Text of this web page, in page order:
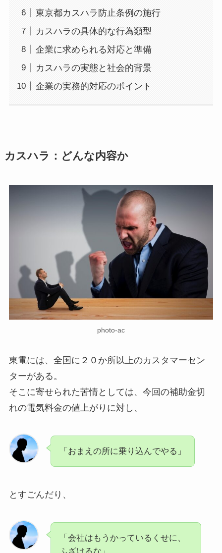
東京都カスハラ防止条例の施行
カスハラの具体的な行為類型
企業に求められる対応と準備
カスハラの実態と社会的背景
企業の実務的対応のポイント
カスハラ：どんな内容か
photo-ac
東電には、全国に２０か所以上のカスタマーセン
ターがある。
そこに寄せられた苦情としては、今回の補助金切
れの電気料金の値上がりに対し、
「おまえの所に乗り込んでやる」
とすごんだり、
「会社はもうかっているくせに、